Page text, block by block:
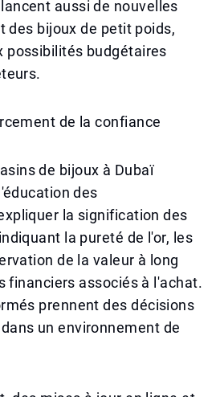
aussi de nouvelles
des bijoux de petit poids,
possibilités budgétaires
de la confiance
de bijoux à Dubaï
des
la signification des
la pureté de l'or, les
de la valeur à long
financiers associés à l'achat.
prennent des décisions
un environnement de